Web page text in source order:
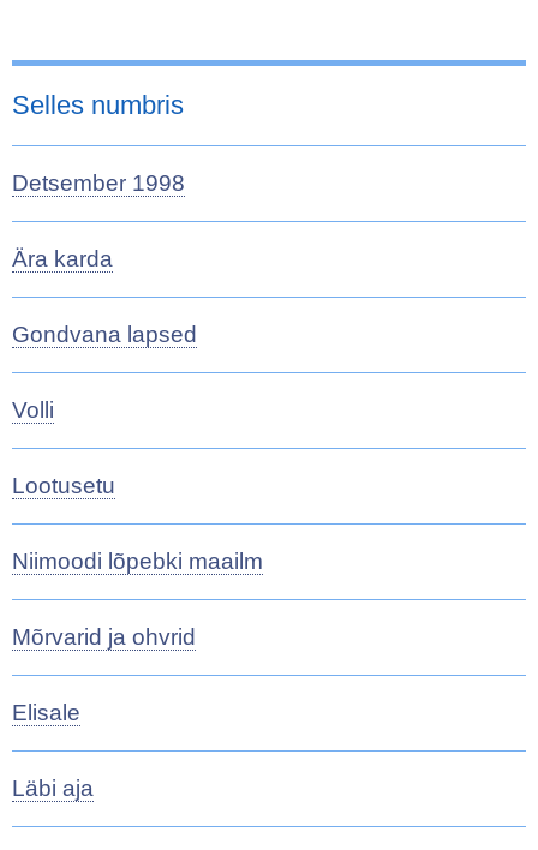
Selles numbris
Detsember 1998
Ära karda
Gondvana lapsed
Volli
Lootusetu
Niimoodi lõpebki maailm
Mõrvarid ja ohvrid
Elisale
Läbi aja